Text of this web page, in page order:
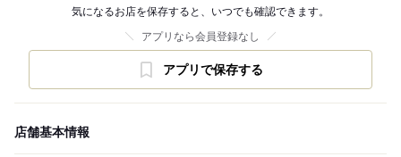
気になるお店を保存すると、いつでも確認できます。
アプリなら会員登録なし
アプリで保存する
店舗基本情報